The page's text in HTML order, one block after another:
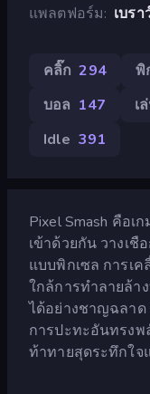
แพลตฟอร์ม
เบร
คลิ๊ก 294 พิ
บอล 147 เ
Idle 391
Pixel Smash คือ
เข้าด้วยกัน วางเ
แบบพิกเซล การเ
ใกล้การทำลายล้
ได้อย่างชาญฉลา
การปะทะอันทรง
ท้าทายสุดระทึกใจ